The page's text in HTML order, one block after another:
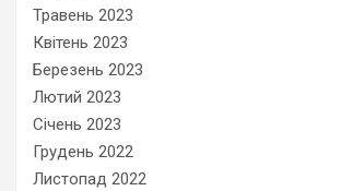
Травень 2023
Квітень 2023
Березень 2023
Лютий 2023
Січень 2023
Грудень 2022
Листопад 2022